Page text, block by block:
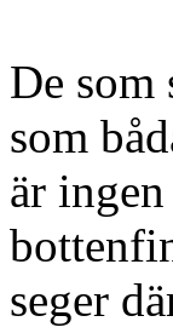
De
som
är
seger